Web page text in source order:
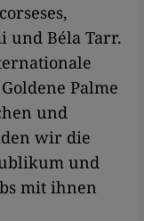
und Béla Tarr.
Palme
und
wir die
und
mit ihnen